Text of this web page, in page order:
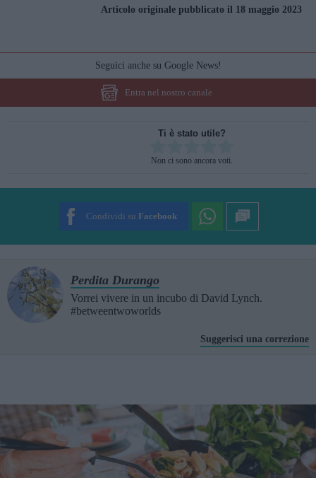
Articolo originale pubblicato il 18 maggio 2023
Seguici anche su Google News!
Entra nel nostro canale
Ti è stato utile?
Non ci sono ancora voti.
Condividi su Facebook
Perdita Durango
Vorrei vivere in un incubo di David Lynch.
#betweentwoworlds
Suggerisci una correzione